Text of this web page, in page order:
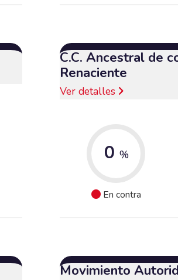
C.C. Ancestral de
Renaciente
Ver detalles
0 %
En contra
Movimiento